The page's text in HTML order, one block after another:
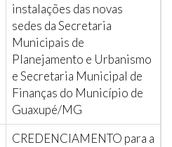
instalações das novas
sedes da Secretaria
Municipais de
Planejamento e Urbanismo
e Secretaria Municipal de
Finanças do Município de
Guaxupé/MG
CREDENCIAMENTO para a